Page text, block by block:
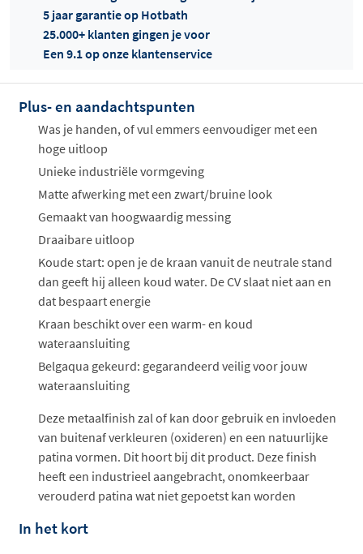
Offertes
ophalen...
5 jaar garantie op Hotbath
25.000+ klanten gingen je voor
Een 9.1 op onze klantenservice
Plus- en aandachtspunten
Was je handen, of vul emmers eenvoudiger met een
hoge uitloop
Unieke industriële vormgeving
Matte afwerking met een zwart/bruine look
Gemaakt van hoogwaardig messing
Draaibare uitloop
Koude start: open je de kraan vanuit de neutrale stand
dan geeft hij alleen koud water. De CV slaat niet aan en
dat bespaart energie
Kraan beschikt over een warm- en koud
wateraansluiting
Belgaqua gekeurd: gegarandeerd veilig voor jouw
wateraansluiting
Deze metaalfinish zal of kan door gebruik en invloeden
van buitenaf verkleuren (oxideren) en een natuurlijke
patina vormen. Dit hoort bij dit product. Deze finish
heeft een industrieel aangebracht, onomkeerbaar
verouderd patina wat niet gepoetst kan worden
In het kort